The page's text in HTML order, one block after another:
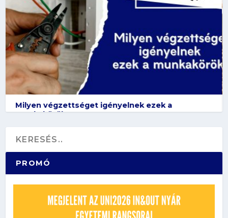
Milyen végzettséget igényelnek ezek a
munkakörök?
PROMÓ